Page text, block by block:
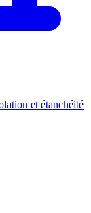
et étanchéité